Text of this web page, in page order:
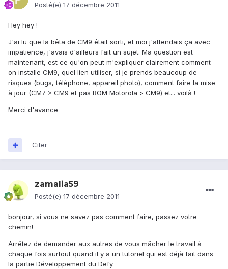
Posté(e) 17 décembre 2011
Hey hey !
J'ai lu que la bêta de CM9 était sorti, et moi j'attendais ça avec
impatience, j'avais d'ailleurs fait un sujet. Ma question est
maintenant, est ce qu'on peut m'expliquer clairement comment
on installe CM9, quel lien utiliser, si je prends beaucoup de
risques (bugs, téléphone, appareil photo), comment faire la mise
à jour (CM7 > CM9 et pas ROM Motorola > CM9) et... voilà !
Merci d'avance
Citer
zamalia59
Posté(e) 17 décembre 2011
bonjour, si vous ne savez pas comment faire, passez votre
chemin!
Arrêtez de demander aux autres de vous mâcher le travail à
chaque fois surtout quand il y a un tutoriel qui est déjà fait dans
la partie Développement du Defy.